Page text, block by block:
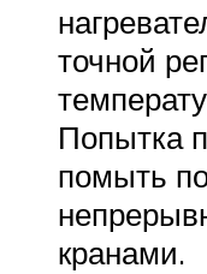
точной
Попытка
помыть
кранами.